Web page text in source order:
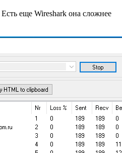
Есть еще Wireshark она сложнее